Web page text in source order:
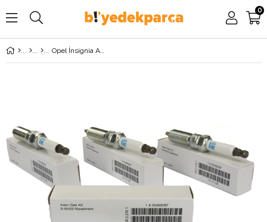
0
Opel İnsignia A 1.6 Turbo 170 BG Buji Takımı GM